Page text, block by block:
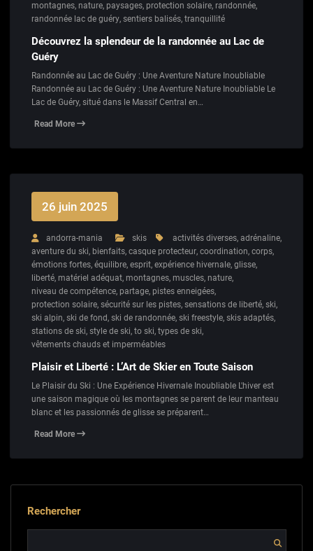
montagnes, nature, paysages, protection solaire, randonnée,
randonnée lac de guéry, sentiers balisés, tranquillité
Découvrez la splendeur de la randonnée au Lac de
Guéry
Randonnée au Lac de Guéry : Une Aventure Nature Inoubliable
Randonnée au Lac de Guéry : Une Aventure Nature Inoubliable Le
Lac de Guéry, situé dans le Massif Central en…
Read More
26 juin 2025
andorra-mania skis activités diverses, adrénaline,
aventure du ski, bienfaits, casque protecteur, coordination, corps,
émotions fortes, équilibre, esprit, expérience hivernale, glisse,
liberté, matériel adéquat, montagnes, muscles, nature,
niveau de compétence, partage, pistes enneigées,
protection solaire, sécurité sur les pistes, sensations de liberté, ski,
ski alpin, ski de fond, ski de randonnée, ski freestyle, skis adaptés,
stations de ski, style de ski, to ski, types de ski,
vêtements chauds et imperméables
Plaisir et Liberté : L’Art de Skier en Toute Saison
Le Plaisir du Ski : Une Expérience Hivernale Inoubliable L'hiver est
une saison magique où les montagnes se parent de leur manteau
blanc et les passionnés de glisse se préparent…
Read More
Rechercher